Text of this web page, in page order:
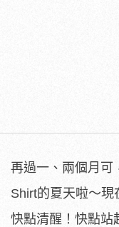
再過一、兩個月可
Shirt的夏天啦～現
快點清醒！快點站